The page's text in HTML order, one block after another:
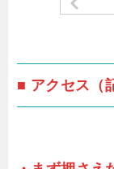
■ アクセス（